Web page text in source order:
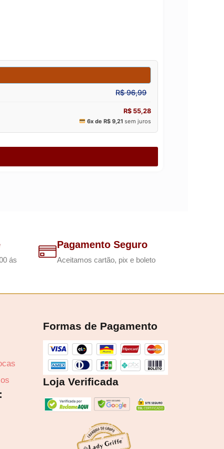
ás
Pagamento Seguro
Aceitamos cartão, pix e boleto
Formas de Pagamento
Loja Verificada